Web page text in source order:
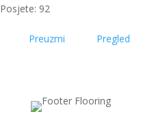
Posjete: 92
Preuzmi Pregled